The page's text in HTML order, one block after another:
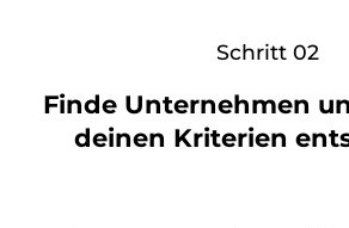
Schritt 02
Finde Unternehmen
deinen Kriterien